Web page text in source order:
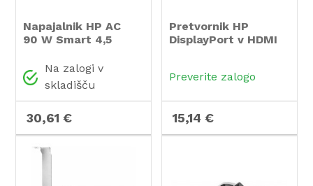
Napajalnik HP AC
90 W Smart 4,5
Na zalogi v
skladišču
30,61 €
Pretvornik HP
DisplayPort v HDMI
Preverite zalogo
15,14 €